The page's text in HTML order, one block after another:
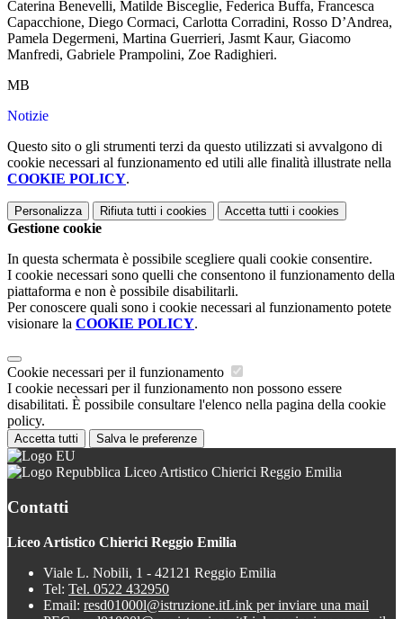
Caterina Benevelli, Matilde Bisceglie, Federica Buffa, Francesca
Capacchione, Diego Cormaci, Carlotta Corradini, Rosso D’Andrea,
Pamela Degermeni, Martina Guerrieri, Jasmt Kaur, Giacomo
Manfredi, Gabriele Prampolini, Zoe Radighieri.
MB
Notizie
Questo sito o gli strumenti terzi da questo utilizzati si avvalgono di
cookie necessari al funzionamento ed utili alle finalità illustrate nella
COOKIE POLICY.
Personalizza Rifiuta tutti i cookies Accetta tutti i cookies
Gestione cookie
In questa schermata è possibile scegliere quali cookie consentire.
I cookie necessari sono quelli che consentono il funzionamento della
piattaforma e non è possibile disabilitarli.
Per conoscere quali sono i cookie necessari al funzionamento potete
visionare la COOKIE POLICY.
Cookie necessari per il funzionamento
I cookie necessari per il funzionamento non possono essere
disabilitati. È possibile consultare l'elenco nella pagina della cookie
policy.
Accetta tutti Salva le preferenze
Liceo Artistico Chierici Reggio Emilia
Contatti
Liceo Artistico Chierici Reggio Emilia
Viale L. Nobili, 1 - 42121 Reggio Emilia
Tel: Tel. 0522 432950
Email: resd01000l@istruzione.itLink per inviare una mail